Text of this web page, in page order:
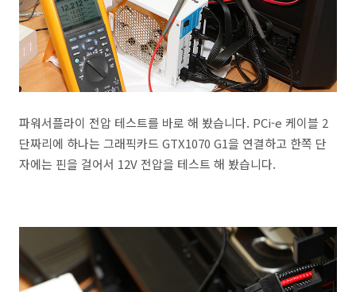
파워서플라이 전압 테스트를 바로 해 봤습니다. PCi-e 케이블 2
단짜리에 하나는 그래픽카드 GTX1070 G1을 연결하고 한쪽 단
자에는 핀을 걸어서 12V 전압을 테스트 해 봤습니다.